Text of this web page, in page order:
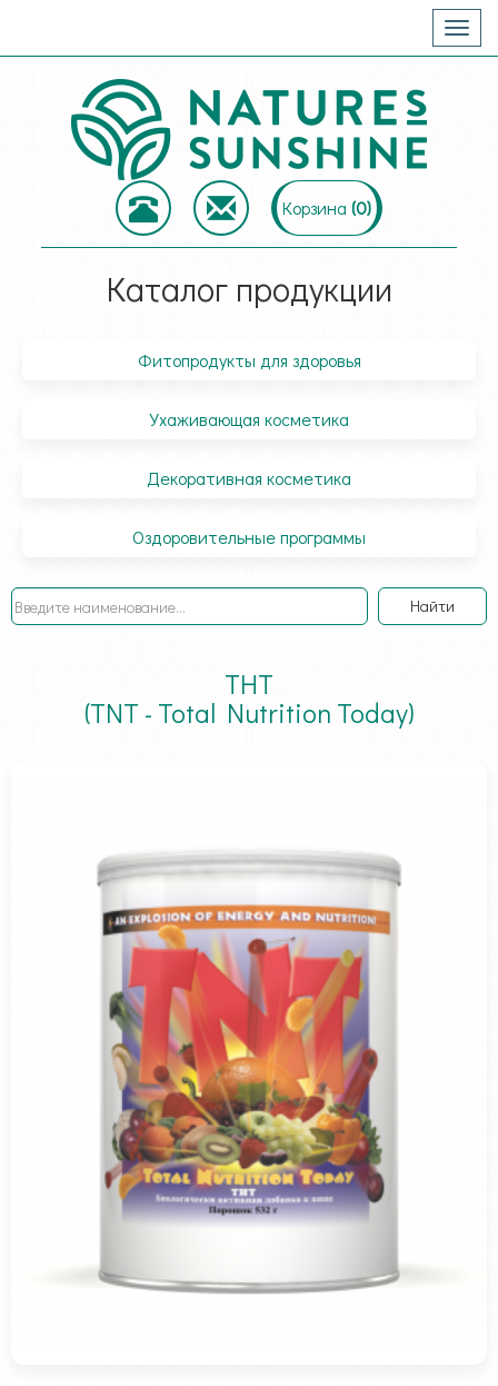
Корзина (0)
Каталог продукции
Фитопродукты для здоровья
Ухаживающая косметика
Декоративная косметика
Оздоровительные программы
Найти
ТНТ
(TNT - Total Nutrition Today)